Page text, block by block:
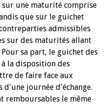
une maturité comprise
que sur le guichet
admissibles
sur des maturités allant
sa part, le guichet des
la disposition des
de faire face aux
d'une journée d'échange.
remboursables le même